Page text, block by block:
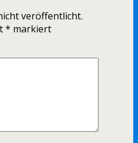
veröffentlicht.
* markiert